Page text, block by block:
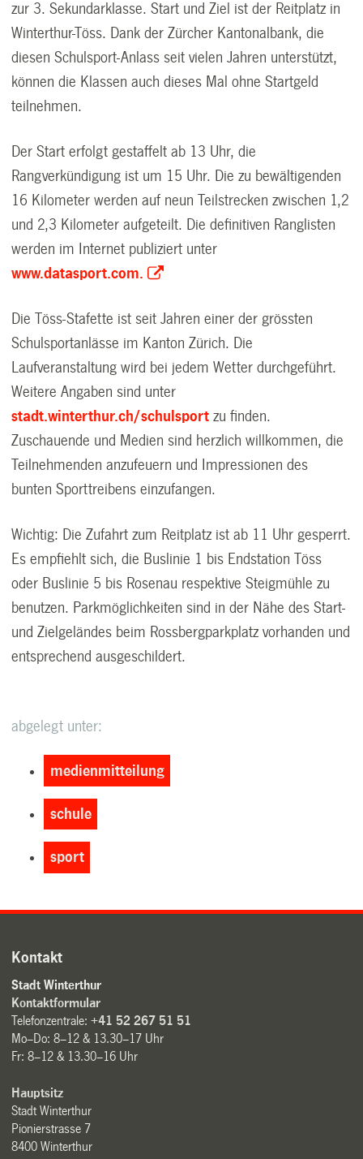
zur 3. Sekundarklasse. Start und Ziel ist der Reitplatz in
Winterthur-Töss. Dank der Zürcher Kantonalbank, die
diesen Schulsport-Anlass seit vielen Jahren unterstützt,
können die Klassen auch dieses Mal ohne Startgeld
teilnehmen.
Der Start erfolgt gestaffelt ab 13 Uhr, die
Rangverkündigung ist um 15 Uhr. Die zu bewältigenden
16 Kilometer werden auf neun Teilstrecken zwischen 1,2
und 2,3 Kilometer aufgeteilt. Die definitiven Ranglisten
werden im Internet publiziert unter
www.datasport.com.
Die Töss-Stafette ist seit Jahren einer der grössten
Schulsportanlässe im Kanton Zürich. Die
Laufveranstaltung wird bei jedem Wetter durchgeführt.
Weitere Angaben sind unter
stadt.winterthur.ch/schulsport zu finden.
Zuschauende und Medien sind herzlich willkommen, die
Teilnehmenden anzufeuern und Impressionen des
bunten Sporttreibens einzufangen.
Wichtig: Die Zufahrt zum Reitplatz ist ab 11 Uhr gesperrt.
Es empfiehlt sich, die Buslinie 1 bis Endstation Töss
oder Buslinie 5 bis Rosenau respektive Steigmühle zu
benutzen. Parkmöglichkeiten sind in der Nähe des Start-
und Zielgeländes beim Rossbergparkplatz vorhanden und
entsprechend ausgeschildert.
abgelegt unter:
medienmitteilung
schule
sport
Kontakt
Stadt Winterthur
Kontaktformular
Telefonzentrale:+41 52 267 51 51
Mo–Do: 8–12 & 13.30–17 Uhr
Fr: 8–12 & 13.30–16 Uhr
Hauptsitz
Stadt Winterthur
Pionierstrasse 7
8400 Winterthur